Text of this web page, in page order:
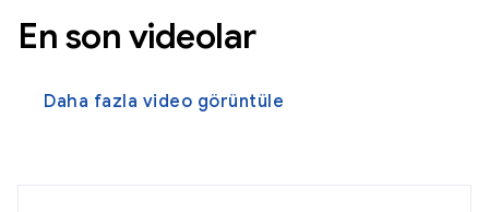
En son videolar
Daha fazla video görüntüle